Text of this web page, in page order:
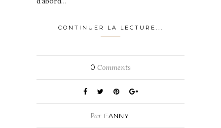
CONTINUER LA LECTURE...
0 Comments
Par FANNY